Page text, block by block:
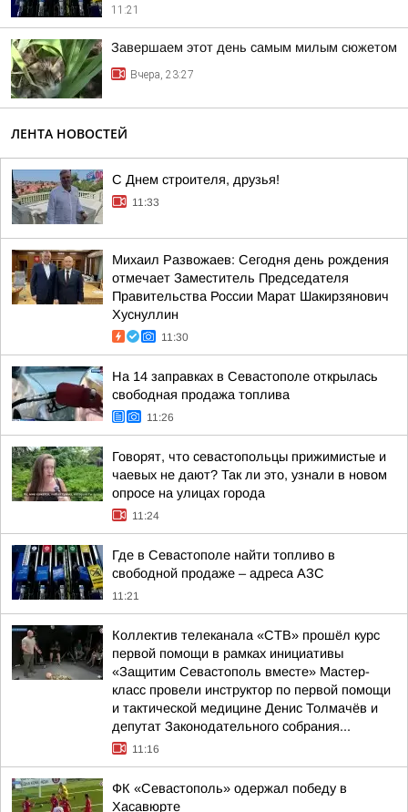
11:21
Завершаем этот день самым милым сюжетом
Вчера, 23:27
ЛЕНТА НОВОСТЕЙ
С Днем строителя, друзья!
11:33
Михаил Развожаев: Сегодня день рождения
отмечает Заместитель Председателя
Правительства России Марат Шакирзянович
Хуснуллин
11:30
На 14 заправках в Севастополе открылась
свободная продажа топлива
11:26
Говорят, что севастопольцы прижимистые и
чаевых не дают? Так ли это, узнали в новом
опросе на улицах города
11:24
Где в Севастополе найти топливо в
свободной продаже – адреса АЗС
11:21
Коллектив телеканала «СТВ» прошёл курс
первой помощи в рамках инициативы
«Защитим Севастополь вместе» Мастер-
класс провели инструктор по первой помощи
и тактической медицине Денис Толмачёв и
депутат Законодательного собрания...
11:16
ФК «Севастополь» одержал победу в
Хасавюрте